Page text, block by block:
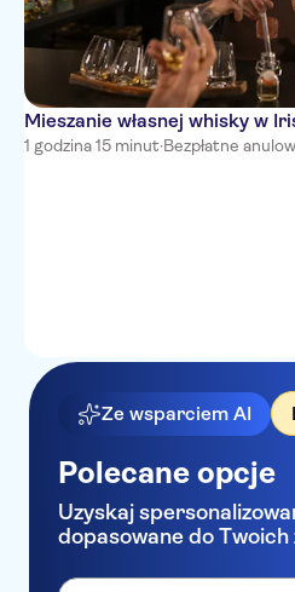
Mieszanie własnej whisky w
1 godzina 15 minut·Bezpłatne
Ze wsparciem AI
Polecane opcje
Uzyskaj
dopasowane do